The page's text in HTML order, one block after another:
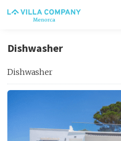
Dishwasher
Dishwasher